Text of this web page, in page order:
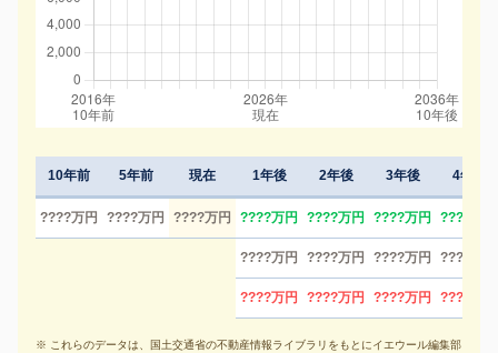
10年前 5年前 現在
????万円 ????万円 ????万円
1年後 2年後 3年後 4年後
????万円 ????万円 ????万円 ????万円
????万円 ????万円 ????万円 ????万円
????万円 ????万円 ????万円 ????万円
※ これらのデータは、国土交通省の不動産情報ライブラリをもとにイエウール編集部